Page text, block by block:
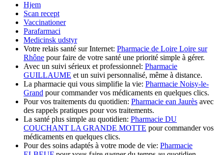
Hjem
Scan recept
Vaccinationer
Parafarmaci
Medicinsk udstyr
Votre relais santé sur Internet: Pharmacie de Loire Loire sur
Rhône pour faire de votre santé une priorité simple à gérer.
Avec un suivi sérieux et professionnel: Pharmacie
GUILLAUME et un suivi personnalisé, même à distance.
La pharmacie qui vous simplifie la vie: Pharmacie Noisy-le-
Grand pour commander vos médicaments en quelques clics.
Pour vos traitements du quotidien: Pharmacie ean Jaurès avec
des rappels pratiques pour vos traitements.
La santé plus simple au quotidien: Pharmacie DU
COUCHANT LA GRANDE MOTTE pour commander vos
médicaments en quelques clics.
Pour des soins adaptés à votre mode de vie: Pharmacie